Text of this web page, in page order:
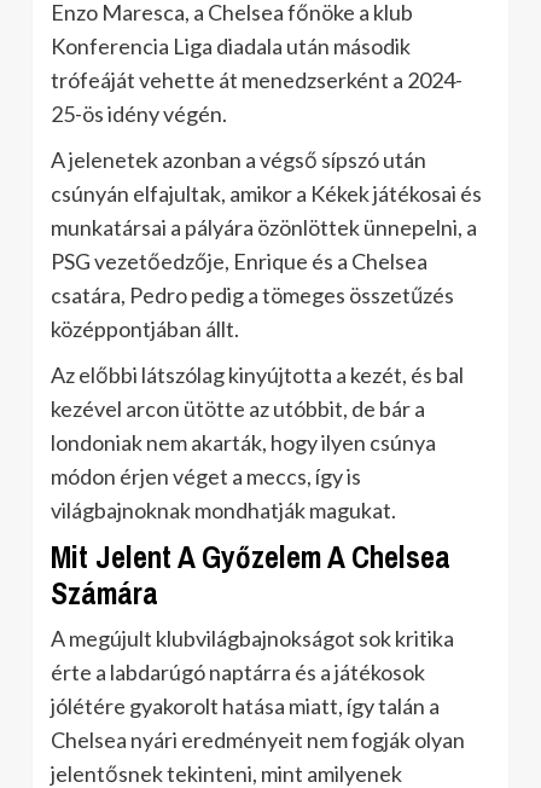
Enzo Maresca, a Chelsea főnöke a klub
Konferencia Liga diadala után második
trófeáját vehette át menedzserként a 2024-
25-ös idény végén.
A jelenetek azonban a végső sípszó után
csúnyán elfajultak, amikor a Kékek játékosai és
munkatársai a pályára özönlöttek ünnepelni, a
PSG vezetőedzője, Enrique és a Chelsea
csatára, Pedro pedig a tömeges összetűzés
középpontjában állt.
Az előbbi látszólag kinyújtotta a kezét, és bal
kezével arcon ütötte az utóbbit, de bár a
londoniak nem akarták, hogy ilyen csúnya
módon érjen véget a meccs, így is
világbajnoknak mondhatják magukat.
Mit Jelent A Győzelem A Chelsea
Számára
A megújult klubvilágbajnokságot sok kritika
érte a labdarúgó naptárra és a játékosok
jólétére gyakorolt hatása miatt, így talán a
Chelsea nyári eredményeit nem fogják olyan
jelentősnek tekinteni, mint amilyenek